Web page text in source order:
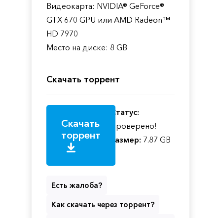
Видеокарта: NVIDIA® GeForce®
GTX 670 GPU или AMD Radeon™
HD 7970
Место на диске: 8 GB
Скачать торрент
Скачать
торрент
Статус:
Проверено!
Размер: 7.87 GB
Есть жалоба?
Как скачать через торрент?